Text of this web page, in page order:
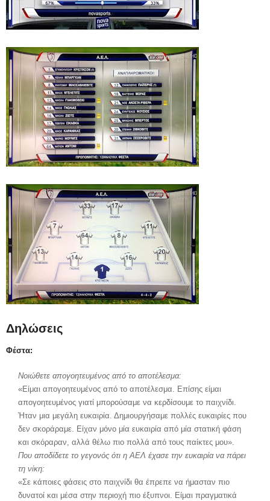
Δηλώσεις
Φέστα:
Νοιώθετε απογοητευμένος από το αποτέλεσμα:
«Είμαι απογοητευμένος από το αποτέλεσμα. Επίσης είμαι
απογοητευμένος γιατί μπορούσαμε να κερδίσουμε το παιχνίδι.
Ήταν μια μεγάλη ευκαιρία. Δημιουργήσαμε πολλές ευκαιρίες που
δεν σκοράραμε. Είχαν μόνο μία ευκαιρία από μία στατική φάση
και σκόραραν, αλλά θέλω πιο πολλά από τους παίκτες μου».
Που αποδίδετε το γεγονός ότι η ΑΕΛ έχασε την ευκαιρία να πάρει
τη νίκη:
«Σε κάποιες φάσεις στο παιχνίδι θα έπρεπε να ήμασταν πιο
δυνατοί και μέσα στην περιοχή πιο έξυπνοι. Είμαι πραγματικά